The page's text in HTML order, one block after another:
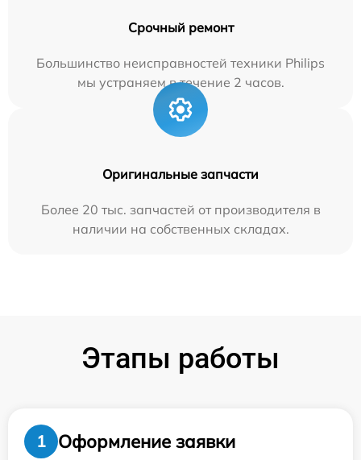
Срочный ремонт
Большинство неисправностей техники Philips
мы устраняем в течение 2 часов.
Оригинальные запчасти
Более 20 тыс. запчастей от производителя в
наличии на собственных складах.
Этапы работы
1
Оформление заявки